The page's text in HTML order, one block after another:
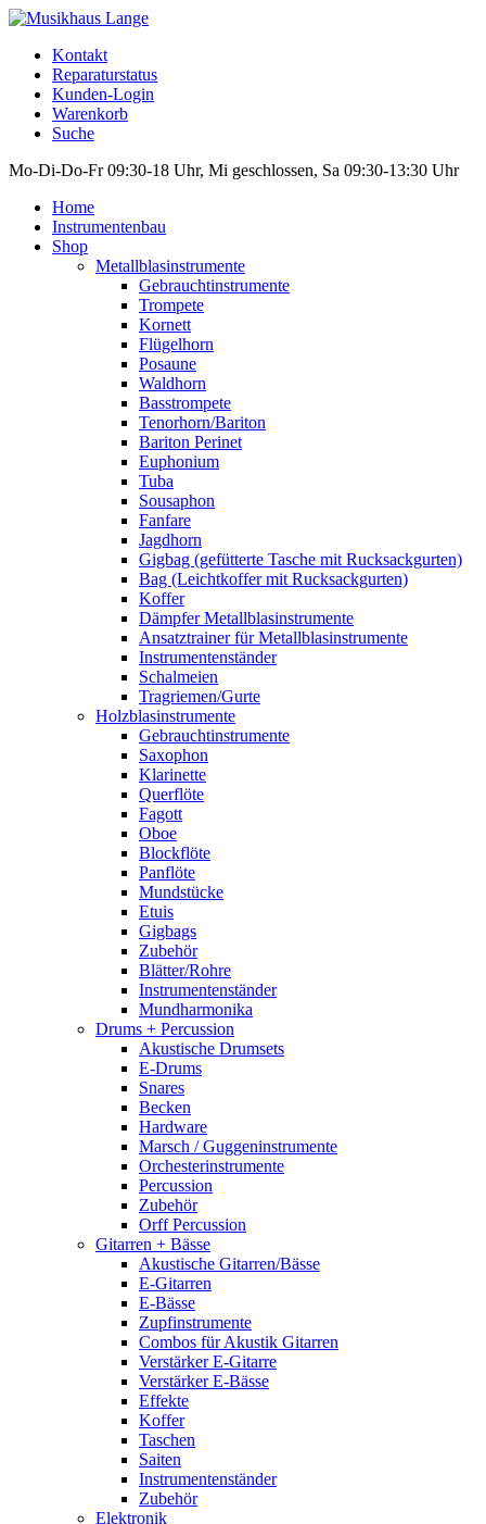
Kontakt
Reparaturstatus
Kunden-Login
Warenkorb
Suche
Mo-Di-Do-Fr 09:30-18 Uhr, Mi geschlossen, Sa 09:30-13:30 Uhr
Home
Instrumentenbau
Shop
Metallblasinstrumente
Gebrauchtinstrumente
Trompete
Kornett
Flügelhorn
Posaune
Waldhorn
Basstrompete
Tenorhorn/Bariton
Bariton Perinet
Euphonium
Tuba
Sousaphon
Fanfare
Jagdhorn
Gigbag (gefütterte Tasche mit Rucksackgurten)
Bag (Leichtkoffer mit Rucksackgurten)
Koffer
Dämpfer Metallblasinstrumente
Ansatztrainer für Metallblasinstrumente
Instrumentenständer
Schalmeien
Tragriemen/Gurte
Holzblasinstrumente
Gebrauchtinstrumente
Saxophon
Klarinette
Querflöte
Fagott
Oboe
Blockflöte
Panflöte
Mundstücke
Etuis
Gigbags
Zubehör
Blätter/Rohre
Instrumentenständer
Mundharmonika
Drums + Percussion
Akustische Drumsets
E-Drums
Snares
Becken
Hardware
Marsch / Guggeninstrumente
Orchesterinstrumente
Percussion
Zubehör
Orff Percussion
Gitarren + Bässe
Akustische Gitarren/Bässe
E-Gitarren
E-Bässe
Zupfinstrumente
Combos für Akustik Gitarren
Verstärker E-Gitarre
Verstärker E-Bässe
Effekte
Koffer
Taschen
Saiten
Instrumentenständer
Zubehör
Elektronik